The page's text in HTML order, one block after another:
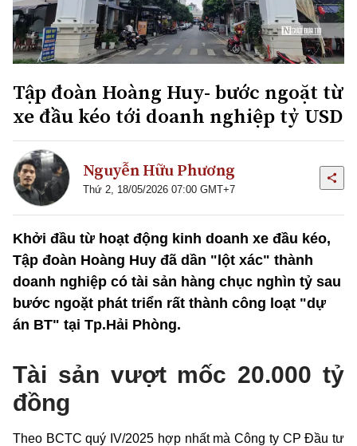
Tập đoàn Hoàng Huy- bước ngoặt từ
xe đầu kéo tới doanh nghiệp tỷ USD
Nguyễn Hữu Phương
Thứ 2, 18/05/2026 07:00 GMT+7
Khởi đầu từ hoạt động kinh doanh xe đầu kéo,
Tập đoàn Hoàng Huy đã dần "lột xác" thành
doanh nghiệp có tài sản hàng chục nghìn tỷ sau
bước ngoặt phát triển rất thành công loạt "dự
án BT" tại Tp.Hải Phòng.
Tài sản vượt mốc 20.000 tỷ
đồng
Theo BCTC quý IV/2025 hợp nhất mà Công ty CP Đầu tư